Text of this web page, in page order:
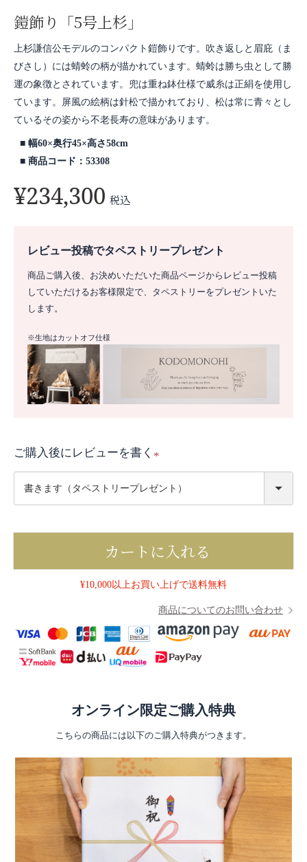
鎧飾り「5号上杉」
上杉謙信公モデルのコンパクト鎧飾りです。吹き返しと眉庇（ま
びさし）には蜻蛉の柄が描かれています。蜻蛉は勝ち虫として勝
運の象徴とされています。兜は重ね鉢仕様で威糸は正絹を使用し
ています。屏風の絵柄は針松で描かれており、松は常に青々とし
ているその姿から不老長寿の意味があります。
幅60×奥行45×高さ58cm
商品コード：53308
¥234,300 税込
レビュー投稿でタペストリープレゼント
商品ご購入後、お決めいただいた商品ページからレビュー投稿
していただけるお客様限定で、タペストリーをプレゼントいた
します。
※生地はカットオフ仕様
ご購入後にレビューを書く
カートに入れる
¥10,000以上お買い上げで送料無料
商品についてのお問い合わせ
オンライン限定ご購入特典
こちらの商品には以下のご購入特典がつきます。